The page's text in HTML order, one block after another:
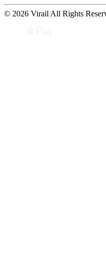
© 2026 Virail All Rights